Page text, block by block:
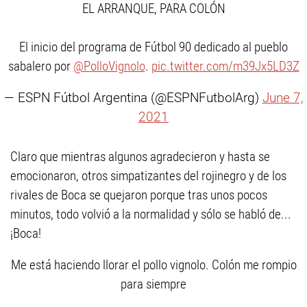
EL ARRANQUE, PARA COLÓN
El inicio del programa de Fútbol 90 dedicado al pueblo
sabalero por @PolloVignolo. pic.twitter.com/m39Jx5LD3Z
— ESPN Fútbol Argentina (@ESPNFutbolArg) June 7,
2021
Claro que mientras algunos agradecieron y hasta se
emocionaron, otros simpatizantes del rojinegro y de los
rivales de Boca se quejaron porque tras unos pocos
minutos, todo volvió a la normalidad y sólo se habló de...
¡Boca!
Me está haciendo llorar el pollo vignolo. Colón me rompio
para siempre